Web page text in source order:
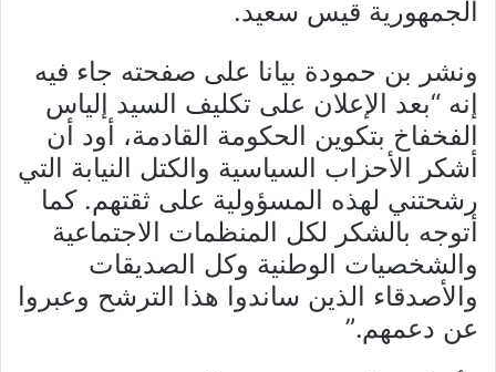
الجمهورية قيس سعيد.
ونشر بن حمودة بيانا على صفحته جاء فيه
إنه “بعد الإعلان على تكليف السيد إلياس
الفخفاخ بتكوين الحكومة القادمة، أود أن
أشكر الأحزاب السياسية والكتل النيابة التي
رشحتني لهذه المسؤولية على ثقتهم. كما
أتوجه بالشكر لكل المنظمات الاجتماعية
والشخصيات الوطنية وكل الصديقات
والأصدقاء الذين ساندوا هذا الترشح وعبروا
عن دعمهم.”